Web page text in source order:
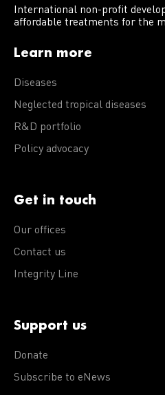
International non-profit
affordable treatments for the
Learn more
Diseases
Neglected tropical diseases
R&D portfolio
Policy advocacy
Get in touch
Our offices
Contact us
Integrity Line
Support us
Donate
Subscribe to eNews